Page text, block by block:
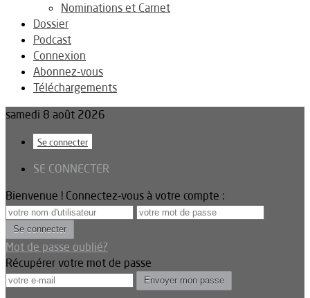
Nominations et Carnet
Dossier
Podcast
Connexion
Abonnez-vous
Téléchargements
samedi 8 août 2026
Se connecter
SE CONNECTER
Bienvenue ! Connectez-vous à votre compte :
Mot de passe oublié?
Récupérer votre mot de passe